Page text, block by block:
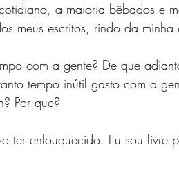
a maioria bêbados e
meus escritos, rindo da minha
com a gente? De que
tempo inútil gasto com a
Por que?
ter enlouquecido. Eu sou livre